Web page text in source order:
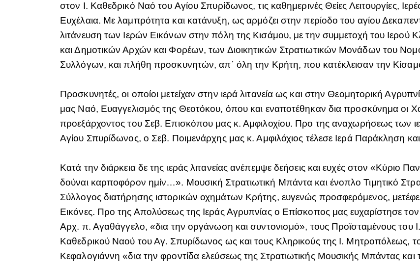
στον Ι. Καθεδρικό Ναό του Αγίου Σπυρίδωνος, τις καθημερινές Θείες Λειτουργίες,
Ευχέλαια. Με λαμπρότητα και κατάνυξη, ως αρμόζει στην περίοδο του αγίου
λιτάνευση των Ιερών Εικόνων στην πόλη της Κισάμου, με την συμμετοχή του Ιερού
και Δημοτικών Αρχών και Φορέων, των Διοικητικών Στρατιωτικών Μονάδων του
Συλλόγων, και πλήθη προσκυνητών, απ΄ όλη την Κρήτη, που κατέκλεισαν την
Προσκυνητές, οι οποίοι μετείχαν στην ιερά λιτανεία ως και στην Θεομητορική
μας Ναό, Ευαγγελισμός της Θεοτόκου, όπου και εναποτέθηκαν δια προσκύνημα οι
προεξάρχοντος του Σεβ. Επισκόπου μας κ. Αμφιλοχίου. Προ της αναχωρήσεως των
Αγίου Σπυρίδωνος, ο Σεβ. Ποιμενάρχης μας κ. Αμφιλόχιος τέλεσε Ιερά Παράκληση
Κατά την διάρκεια δε της ιεράς λιτανείας ανέπεμψε δεήσεις και ευχές στον «Κύριο
δούναι καρποφόρον ημίν…». Μουσική Στρατιωτική Μπάντα και ένοπλο Τιμητικό
Σύλλογος διατήρησης ιστορικών οχημάτων Κρήτης, ευγενώς προσφερόμενος,
Εικόνες. Προ της Απολύσεως της Ιεράς Αγρυπνίας ο Επίσκοπος μας ευχαρίστησε
Αρχ. π. Αγαθάγγελο, «δια την οργάνωση και συντονισμό», τους Προϊσταμένους του
Καθεδρικού Ναού του Αγ. Σπυρίδωνος ως και τους Κληρικούς της Ι. Μητροπόλεως,
Κεφαλογιάννη «δια την φροντίδα ελεύσεως της Στρατιωτικής Μουσικής Μπάντας και